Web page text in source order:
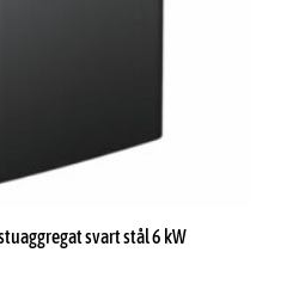
svart stål 6 kW